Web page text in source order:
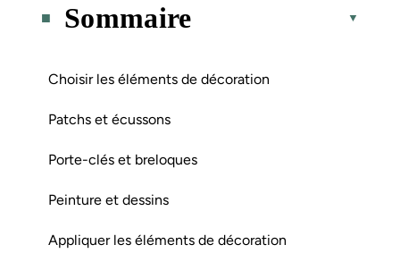
Sommaire
Choisir les éléments de décoration
Patchs et écussons
Porte-clés et breloques
Peinture et dessins
Appliquer les éléments de décoration